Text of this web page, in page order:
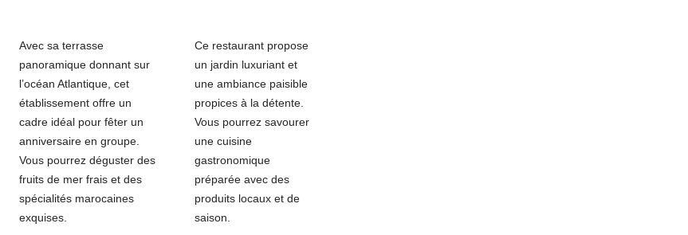
Avec sa terrasse
panoramique donnant sur
l’océan Atlantique, cet
établissement offre un
cadre idéal pour fêter un
anniversaire en groupe.
Vous pourrez déguster des
fruits de mer frais et des
spécialités marocaines
exquises.
Ce restaurant propose
un jardin luxuriant et
une ambiance paisible
propices à la détente.
Vous pourrez savourer
une cuisine
gastronomique
préparée avec des
produits locaux et de
saison.